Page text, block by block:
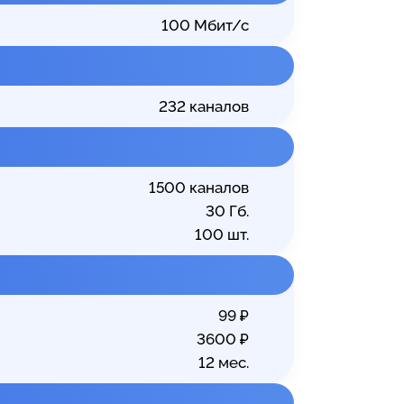
100 Мбит/с
232 каналов
1500 каналов
30 Гб.
100 шт.
99 ₽
3600 ₽
12 мес.